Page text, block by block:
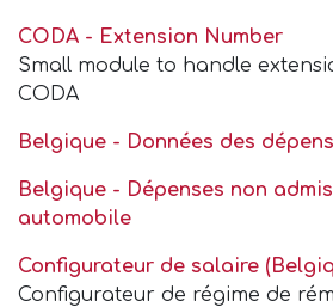
CODA - Extension Number
Small module to handle
CODA
Belgique - Données des
Belgique - Dépenses non
automobile
Configurateur de salaire
Configurateur de régime de